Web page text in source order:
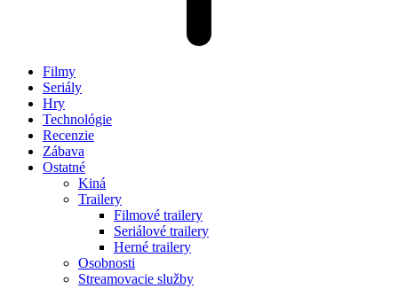
Filmy
Seriály
Hry
Technológie
Recenzie
Zábava
Ostatné
Kiná
Trailery
Filmové trailery
Seriálové trailery
Herné trailery
Osobnosti
Streamovacie služby